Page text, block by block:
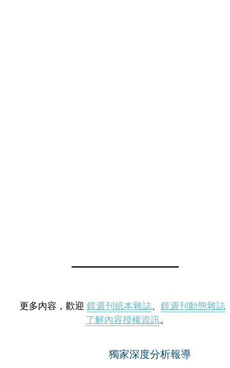
更多內容，歡迎 鏡週刊紙本雜誌、 鏡週刊動態雜誌
了解內容授權資訊。
獨家深度分析報導